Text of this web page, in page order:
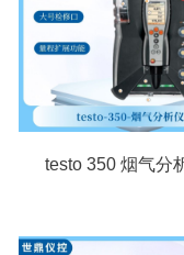
testo 350 烟气分